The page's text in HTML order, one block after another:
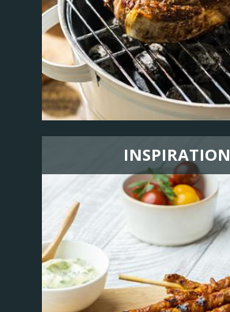
INSPIRATION